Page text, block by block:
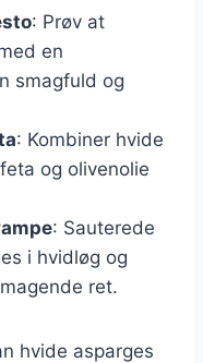
: Prøv at
en
smagfuld og
: Kombiner hvide
og olivenolie
: Sauterede
i hvidløg og
ret.
hvide asparges